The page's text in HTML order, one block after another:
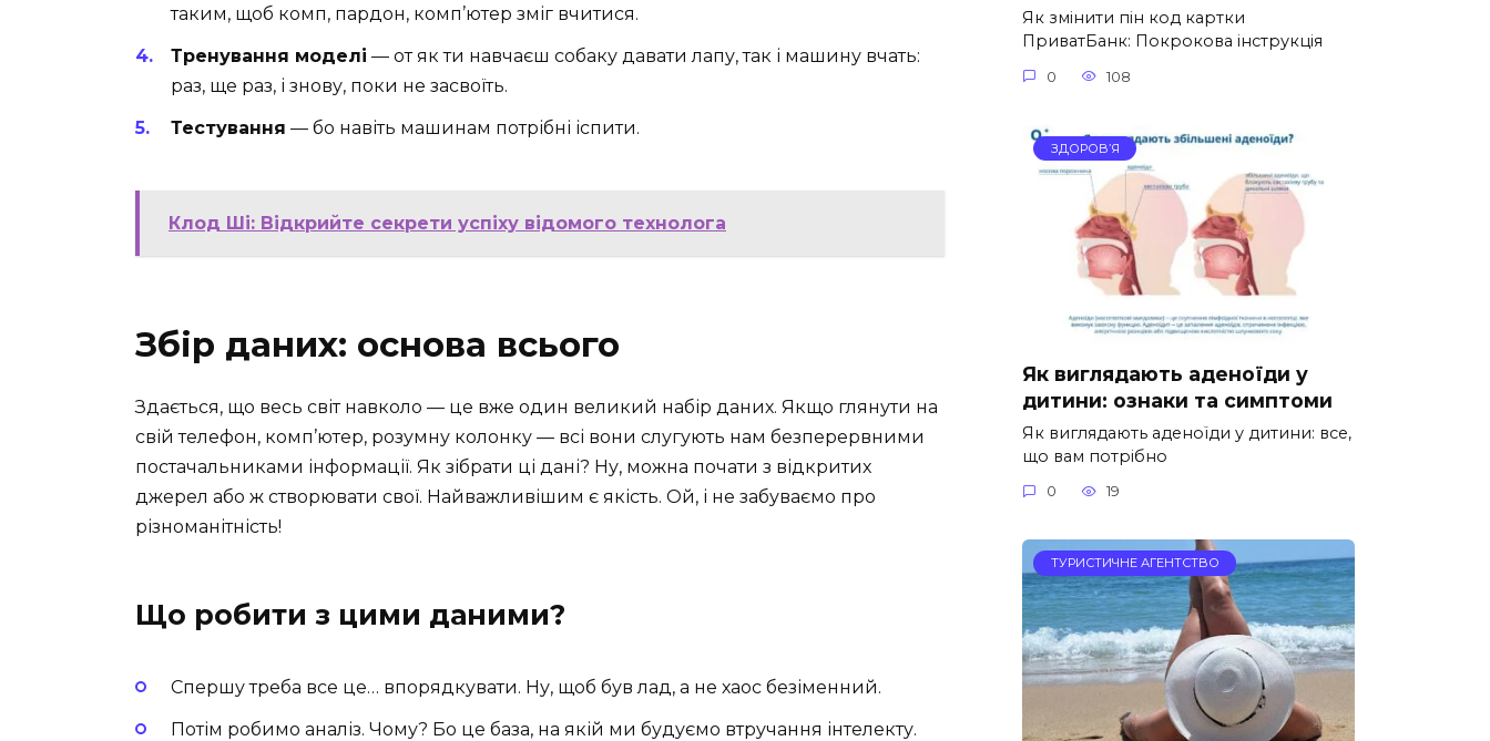
таким, щоб комп, пардон, комп’ютер зміг вчитися.
Тренування моделі — от як ти навчаєш собаку давати лапу, так і машину вчать:
раз, ще раз, і знову, поки не засвоїть.
Тестування — бо навіть машинам потрібні іспити.
Клод Ші: Відкрийте секрети успіху відомого технолога
Збір даних: основа всього
Здається, що весь світ навколо — це вже один великий набір даних. Якщо глянути на
свій телефон, комп’ютер, розумну колонку — всі вони слугують нам безперервними
постачальниками інформації. Як зібрати ці дані? Ну, можна почати з відкритих
джерел або ж створювати свої. Найважливішим є якість. Ой, і не забуваємо про
різноманітність!
Що робити з цими даними?
Спершу треба все це… впорядкувати. Ну, щоб був лад, а не хаос безіменний.
Потім робимо аналіз. Чому? Бо це база, на якій ми будуємо втручання інтелекту.
Як змінити пін код картки
ПриватБанк: Покрокова інструкція
0 108
ЗДОРОВ’Я
Як виглядають аденоїди у
дитини: ознаки та симптоми
Як виглядають аденоїди у дитини: все,
що вам потрібно
0 19
ТУРИСТИЧНЕ АГЕНТСТВО